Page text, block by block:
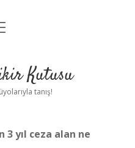
Kutusu
tanış!
yıl ceza alan ne